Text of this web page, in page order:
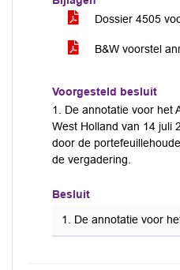
Dossier 4505
B&W voorstel
Voorgesteld besluit
1. De annotatie voor het
West Holland van 14 juli
door de
de vergadering.
Besluit
1. De annotatie voor